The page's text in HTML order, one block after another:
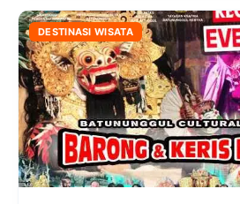
backpacker yang mencari
pengalaman tak terlupakan, Nusa
jawabannya. Artikel ini akan
merencanakan perjalanan 5 hari
di pulau surga ini.
DESTINASI WISATA